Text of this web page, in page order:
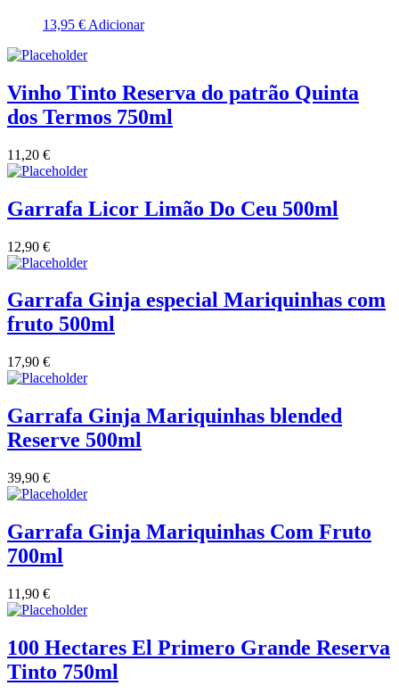
Torre de Palma Alentejo
Trois Setubal
Vinho na Talha
Vinhos Nunes Mata - Lisboa
Vinilourenço Douro
13,95 € Adicionar
Vinho Tinto Reserva do patrão Quinta
dos Termos 750ml
11,20 €
Garrafa Licor Limão Do Ceu 500ml
12,90 €
Garrafa Ginja especial Mariquinhas com
fruto 500ml
17,90 €
Garrafa Ginja Mariquinhas blended
Reserve 500ml
39,90 €
Garrafa Ginja Mariquinhas Com Fruto
700ml
11,90 €
100 Hectares El Primero Grande Reserva
Tinto 750ml